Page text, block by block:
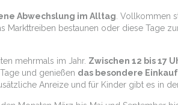
Abwechslung im Alltag . Vollkommen
bestaunen oder diese Tage
mehrmals im Jahr. Zwischen 12 bis 17
und genießen das besondere
Anreize und für Kinder gibt es in